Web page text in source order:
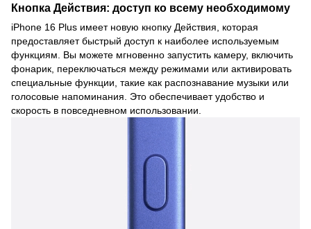
Кнопка Действия: доступ ко всему необходимому
iPhone 16 Plus имеет новую кнопку Действия, которая
предоставляет быстрый доступ к наиболее используемым
функциям. Вы можете мгновенно запустить камеру, включить
фонарик, переключаться между режимами или активировать
специальные функции, такие как распознавание музыки или
голосовые напоминания. Это обеспечивает удобство и
скорость в повседневном использовании.